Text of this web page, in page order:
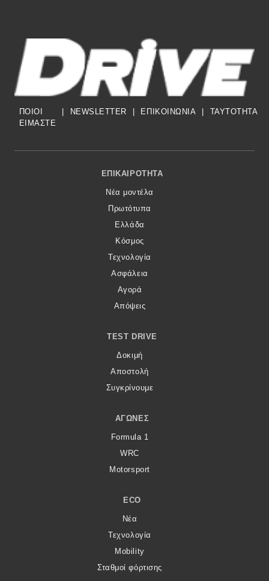
ΠΟΙΟΙ
ΕΙΜΑΣΤΕ
| NEWSLETTER | ΕΠΙΚΟΙΝΩΝΙΑ | TAYTOTHTA
Footer Menu
ΕΠΙΚΑΙΡΌΤΗΤΑ
Νέα μοντέλα
Πρωτότυπα
Ελλάδα
Κόσμος
Τεχνολογία
Ασφάλεια
Αγορά
Απόψεις
TEST DRIVE
Δοκιμή
Αποστολή
Συγκρίνουμε
ΑΓΏΝΕΣ
Formula 1
WRC
Motorsport
ECO
Νέα
Τεχνολογία
Mobility
Σταθμοί φόρτισης